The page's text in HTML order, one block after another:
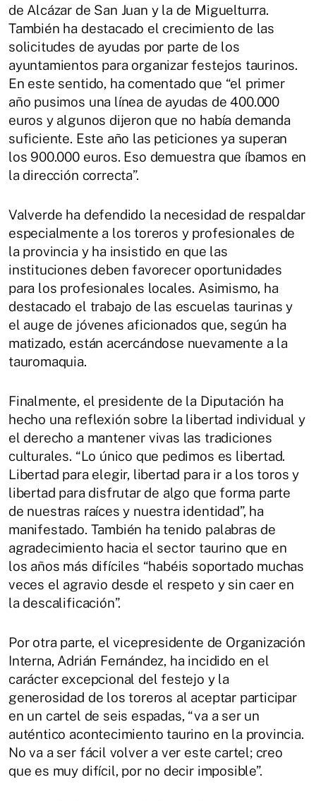
de Alcázar de San Juan y la de Miguelturra.
También ha destacado el crecimiento de las
solicitudes de ayudas por parte de los
ayuntamientos para organizar festejos taurinos.
En este sentido, ha comentado que “el primer
año pusimos una línea de ayudas de 400.000
euros y algunos dijeron que no había demanda
suficiente. Este año las peticiones ya superan
los 900.000 euros. Eso demuestra que íbamos en
la dirección correcta”.
Valverde ha defendido la necesidad de respaldar
especialmente a los toreros y profesionales de
la provincia y ha insistido en que las
instituciones deben favorecer oportunidades
para los profesionales locales. Asimismo, ha
destacado el trabajo de las escuelas taurinas y
el auge de jóvenes aficionados que, según ha
matizado, están acercándose nuevamente a la
tauromaquia.
Finalmente, el presidente de la Diputación ha
hecho una reflexión sobre la libertad individual y
el derecho a mantener vivas las tradiciones
culturales. “Lo único que pedimos es libertad.
Libertad para elegir, libertad para ir a los toros y
libertad para disfrutar de algo que forma parte
de nuestras raíces y nuestra identidad”, ha
manifestado. También ha tenido palabras de
agradecimiento hacia el sector taurino que en
los años más difíciles “habéis soportado muchas
veces el agravio desde el respeto y sin caer en
la descalificación”.
Por otra parte, el vicepresidente de Organización
Interna, Adrián Fernández, ha incidido en el
carácter excepcional del festejo y la
generosidad de los toreros al aceptar participar
en un cartel de seis espadas, “va a ser un
auténtico acontecimiento taurino en la provincia.
No va a ser fácil volver a ver este cartel; creo
que es muy difícil, por no decir imposible”.